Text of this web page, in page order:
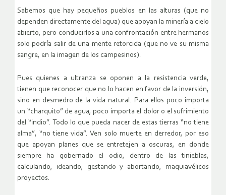
Sabemos que hay pequeños pueblos en las alturas (que no
dependen directamente del agua) que apoyan la minería a cielo
abierto, pero conducirlos a una confrontación entre hermanos
solo podría salir de una mente retorcida (que no ve su misma
sangre, en la imagen de los campesinos).
Pues quienes a ultranza se oponen a la resistencia verde,
tienen que reconocer que no lo hacen en favor de la inversión,
sino en desmedro de la vida natural. Para ellos poco importa
un “charquito” de agua, poco importa el dolor o el sufrimiento
del “indio”. Todo lo que pueda nacer de estas tierras “no tiene
alma”, “no tiene vida”. Ven solo muerte en derredor, por eso
que apoyan planes que se entretejen a oscuras, en donde
siempre ha gobernado el odio, dentro de las tinieblas,
calculando, ideando, gestando y abortando, maquiavélicos
proyectos.